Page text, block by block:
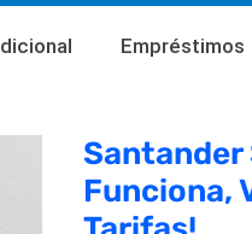
Empréstimos
Santander
Funciona,